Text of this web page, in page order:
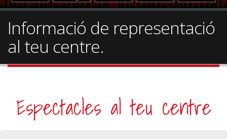
Informació de representació
al teu centre.
Espectacles al teu centre